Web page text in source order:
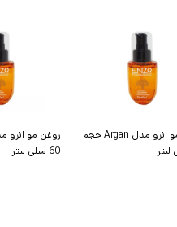
روغن مو انزو مدل Argan حجم
60 میلی لیتر